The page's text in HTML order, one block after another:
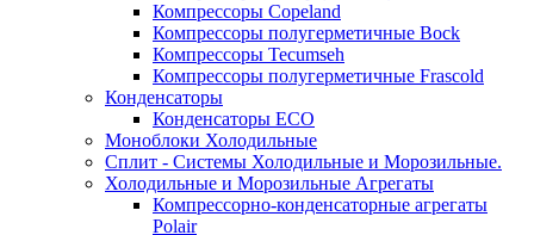
Компрессоры Copeland
Компрессоры полугерметичные Bock
Компрессоры Tecumseh
Компрессоры полугерметичные Frascold
Конденсаторы
Конденсаторы ECO
Моноблоки Холодильные
Сплит - Системы Холодильные и Морозильные.
Холодильные и Морозильные Агрегаты
Компрессорно-конденсаторные агрегаты
Polair